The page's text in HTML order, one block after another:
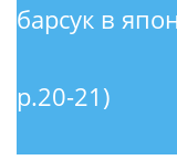
p.20-21)